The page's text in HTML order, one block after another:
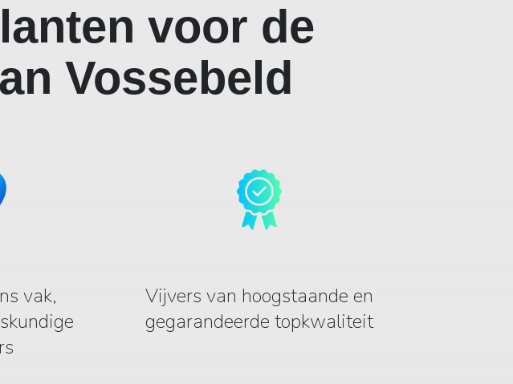
voor de
Vossebeld
vak,
Vijvers van hoogstaande en
gegarandeerde topkwaliteit